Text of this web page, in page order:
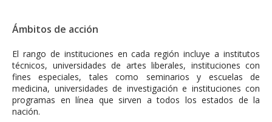
Ámbitos de acción
El rango de instituciones en cada región incluye a institutos
técnicos, universidades de artes liberales, instituciones con
fines especiales, tales como seminarios y escuelas de
medicina, universidades de investigación e instituciones con
programas en línea que sirven a todos los estados de la
nación.